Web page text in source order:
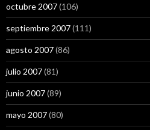
octubre 2007(106)
septiembre 2007(111)
agosto 2007(86)
julio 2007(81)
junio 2007(89)
mayo 2007(80)